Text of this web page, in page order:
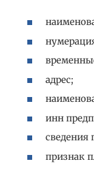
адрес;
инн
сведения
признак